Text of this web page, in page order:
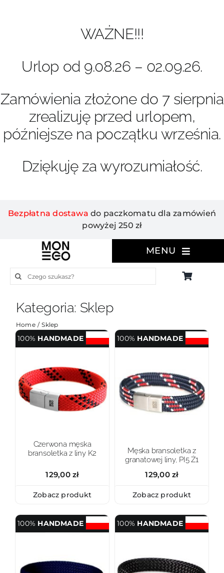
WAŻNE!!!
Urlop od 9.08.26 – 02.09.26.
Zamówienia złożone do 7 sierpnia
zrealizuję przed urlopem,
późniejsze na początku września.
Dziękuję za wyrozumiałość.
Bezpłatna dostawa do paczkomatu dla zamówień
powyżej 250 zł
MENU
Szukaj
Kategoria: Sklep
Home Sklep
100% HANDMADE
Czerwona męska
bransoletka z liny K2
129,00zł
Zobacz produkt
100% HANDMADE
Męska bransoletka z
granatowej liny, PI5 Ż1
129,00zł
Zobacz produkt
100% HANDMADE 100% HANDMADE